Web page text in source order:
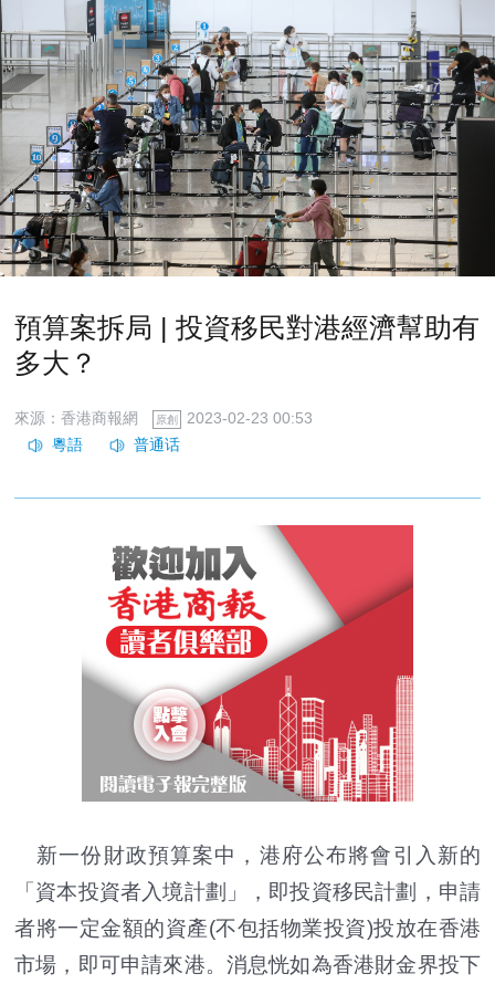
預算案拆局 | 投資移民對港經濟幫助有
多大？
來源：香港商報網 原創 2023-02-23 00:53
新一份財政預算案中，港府公布將會引入新的
「資本投資者入境計劃」，即投資移民計劃，申請
者將一定金額的資產(不包括物業投資)投放在香港
市場，即可申請來港。消息恍如為香港財金界投下